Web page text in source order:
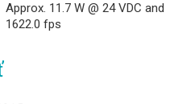
Approx. 11.7 W @ 24 VDC and
1622.0 fps